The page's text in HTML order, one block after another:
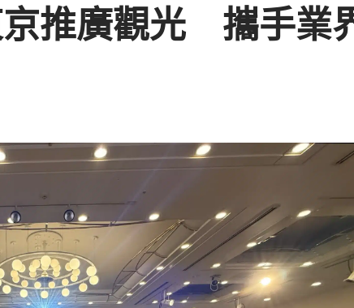
推廣觀光 攜手業